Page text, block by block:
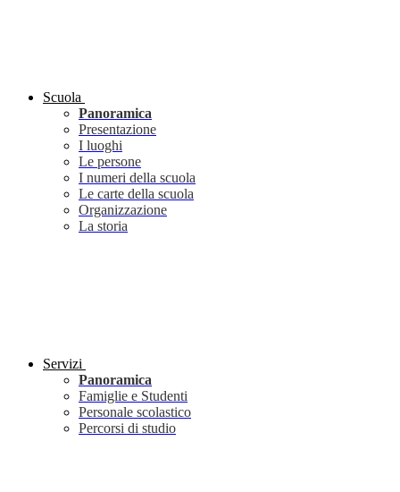
Scuola
Panoramica
Presentazione
I luoghi
Le persone
I numeri della scuola
Le carte della scuola
Organizzazione
La storia
Servizi
Panoramica
Famiglie e Studenti
Personale scolastico
Percorsi di studio